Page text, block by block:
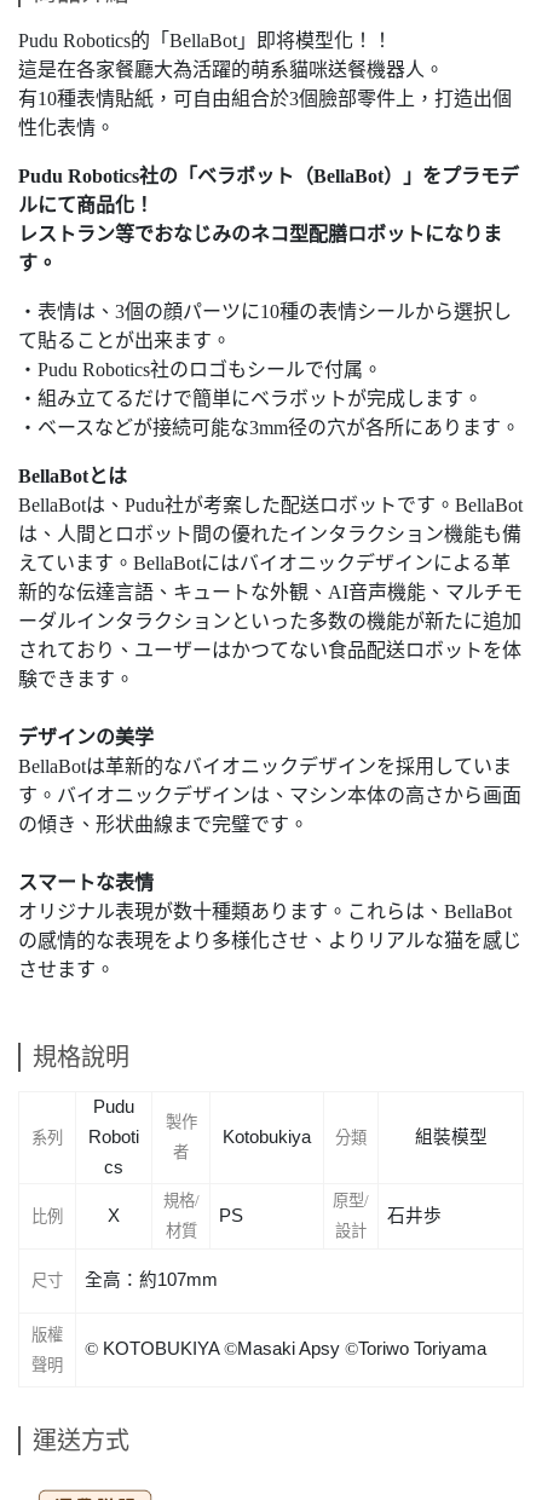
Pudu Robotics的「BellaBot」即将模型化！！
這是在各家餐廳大為活躍的萌系貓咪送餐機器人。
有10種表情貼紙，可自由組合於3個臉部零件上，打造出個
性化表情。
Pudu Robotics社の「ベラボット（BellaBot）」をプラモデ
ルにて商品化！
レストラン等でおなじみのネコ型配膳ロボットになりま
す。
・表情は、3個の顔パーツに10種の表情シールから選択し
て貼ることが出来ます。
・Pudu Robotics社のロゴもシールで付属。
・組み立てるだけで簡単にベラボットが完成します。
・ベースなどが接続可能な3mm径の穴が各所にあります。
BellaBotとは
BellaBotは、Pudu社が考案した配送ロボットです。BellaBot
は、人間とロボット間の優れたインタラクション機能も備
えています。BellaBotにはバイオニックデザインによる革
新的な伝達言語、キュートな外観、AI音声機能、マルチモ
ーダルインタラクションといった多数の機能が新たに追加
されており、ユーザーはかつてない食品配送ロボットを体
験できます。
デザインの美学
BellaBotは革新的なバイオニックデザインを採用していま
す。バイオニックデザインは、マシン本体の高さから画面
の傾き、形状曲線まで完璧です。
スマートな表情
オリジナル表現が数十種類あります。これらは、BellaBot
の感情的な表現をより多様化させ、よりリアルな猫を感じ
させます。
規格說明
系列
Pudu
Roboti
cs
製作
者
Kotobukiya 分類 組裝模型
比例 X
規格/
材質
PS
原型/
設計
石井歩
尺寸 全高：約107mm
版權
聲明
© KOTOBUKIYA©Masaki Apsy ©Toriwo Toriyama
運送方式